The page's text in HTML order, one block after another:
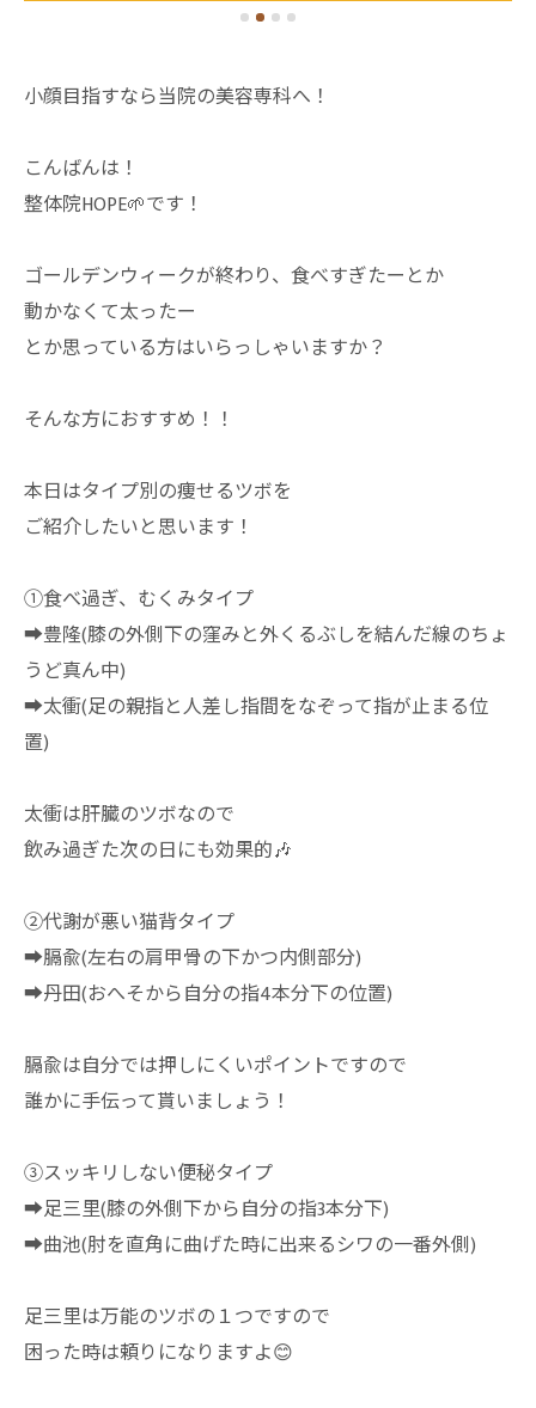
小顔目指すなら当院の美容専科へ！
こんばんは！
整体院HOPE🌱です！
ゴールデンウィークが終わり、食べすぎたーとか
動かなくて太ったー
とか思っている方はいらっしゃいますか？
そんな方におすすめ！！
本日はタイプ別の痩せるツボを
ご紹介したいと思います！
①食べ過ぎ、むくみタイプ
➡︎豊隆(膝の外側下の窪みと外くるぶしを結んだ線のちょ
うど真ん中)
➡︎太衝(足の親指と人差し指間をなぞって指が止まる位
置)
太衝は肝臓のツボなので
飲み過ぎた次の日にも効果的🎶
②代謝が悪い猫背タイプ
➡︎膈兪(左右の肩甲骨の下かつ内側部分)
➡︎丹田(おへそから自分の指4本分下の位置)
膈兪は自分では押しにくいポイントですので
誰かに手伝って貰いましょう！
③スッキリしない便秘タイプ
➡︎足三里(膝の外側下から自分の指3本分下)
➡︎曲池(肘を直角に曲げた時に出来るシワの一番外側)
足三里は万能のツボの１つですので
困った時は頼りになりますよ😊